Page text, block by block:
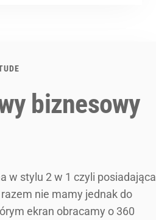
biznesowy
w stylu 2 w 1 czyli posiadająca
nie mamy jednak do
ekran obracamy o 360